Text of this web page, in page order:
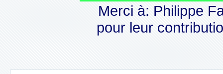
Merci à: Philippe
pour leur